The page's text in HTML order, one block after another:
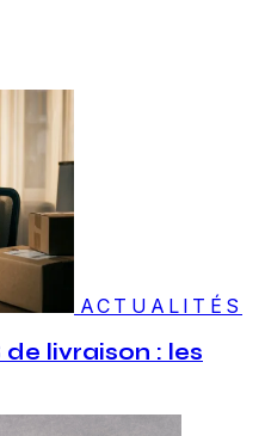
ACTUALITÉS
livraison : les